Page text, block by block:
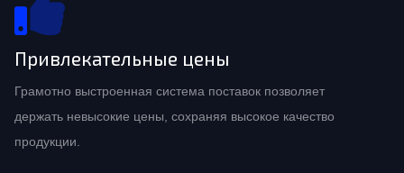
Привлекательные цены
Грамотно выстроенная система поставок позволяет
держать невысокие цены, сохраняя высокое качество
продукции.